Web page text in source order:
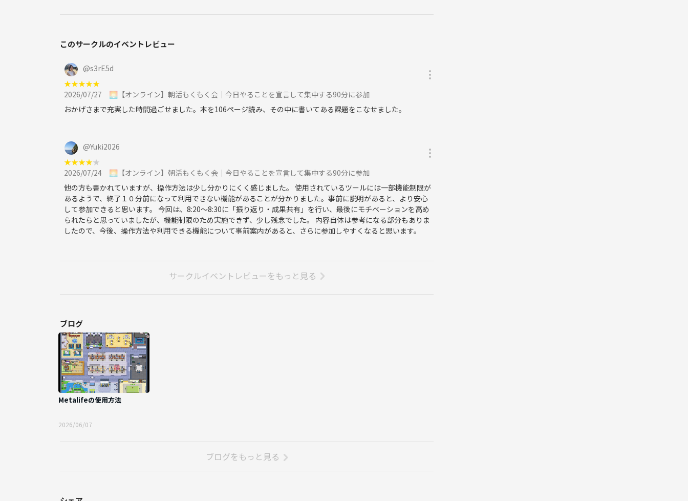
・イベントの運営や信用を損なう行為
上記に該当すると判断した場合は、運営の判断で退出をお願いする場合があります。
なお、その際の返金はいたしかねますのでご了承ください。
皆さまのご参加をお待ちしております！
このサークルのイベントレビュー
@s3rE5d
★★★★★
2026/07/27
🌅【オンライン】朝活もくもく会｜今日やることを宣言して集中する90分に参加
おかげさまで充実した時間過ごせました。本を106ページ読み、その中に書いてある課題をこなせました。
@Yuki2026
★★★★★
2026/07/24
🌅【オンライン】朝活もくもく会｜今日やることを宣言して集中する90分に参加
他の方も書かれていますが、操作方法は少し分かりにくく感じました。 使用されているツールには一部機能制限が
あるようで、終了１０分前になって利用できない機能があることが分かりました。事前に説明があると、より安心
して参加できると思います。 今回は、8:20〜8:30に「振り返り・成果共有」を行い、最後にモチベーションを高め
られたらと思っていましたが、機能制限のため実施できず、少し残念でした。 内容自体は参考になる部分もありま
したので、今後、操作方法や利用できる機能について事前案内があると、さらに参加しやすくなると思います。
サークルイベントレビューをもっと見る
ブログ
Metalifeの使用方法
2026/06/07
ブログをもっと見る